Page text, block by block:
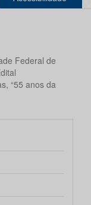
Federal de
“55 anos da